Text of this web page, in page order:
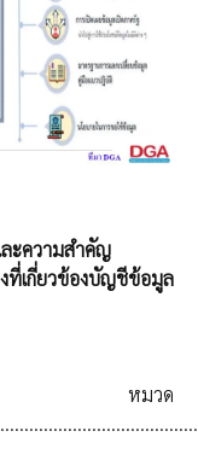
ละความสำคัญ
ที่เกี่ยวข้องบัญชีข้อมูล
ด